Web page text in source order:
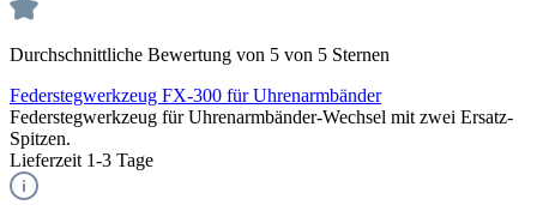
Durchschnittliche Bewertung von 5 von 5 Sternen
Federstegwerkzeug FX-300 für Uhrenarmbänder
Federstegwerkzeug für Uhrenarmbänder-Wechsel mit zwei Ersatz-
Spitzen.
Lieferzeit 1-3 Tage